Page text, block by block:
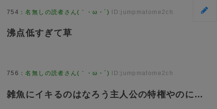
754 ：名無しの読者さん(｀・ω・´) ID:jumpmatome2ch
沸点低すぎて草
756 ：名無しの読者さん(｀・ω・´) ID:jumpmatome2ch
雑魚にイキるのはなろう主人公の特権やのに…